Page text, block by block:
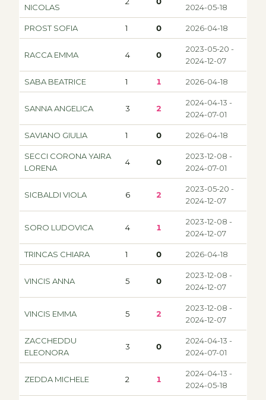
NICOLAS 2024-05-18
PROST SOFIA 1 0 2026-04-18
RACCA EMMA 4 0
2023-05-20 -
2024-12-07
SABA BEATRICE 1 1 2026-04-18
SANNA ANGELICA 3 2
2024-04-13 -
2024-07-01
SAVIANO GIULIA 1 0 2026-04-18
SECCI CORONA YAIRA
LORENA
4 0
2023-12-08 -
2024-07-01
SICBALDI VIOLA 6 2
2023-05-20 -
2024-12-07
SORO LUDOVICA 4 1
2023-12-08 -
2024-12-07
TRINCAS CHIARA 1 0 2026-04-18
VINCIS ANNA 5 0
2023-12-08 -
2024-12-07
VINCIS EMMA 5 2
2023-12-08 -
2024-12-07
ZACCHEDDU
ELEONORA
3 0
2024-04-13 -
2024-07-01
ZEDDA MICHELE 2 1
2024-04-13 -
2024-05-18